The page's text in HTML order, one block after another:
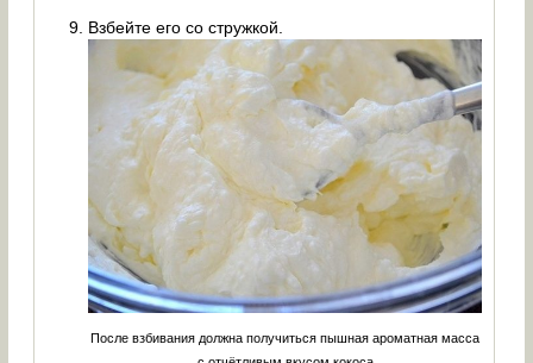
Взбейте его со стружкой.
После взбивания должна получиться пышная ароматная масса